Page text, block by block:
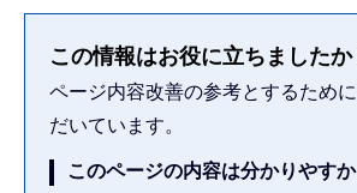
この情報はお役に立ちましたか
ページ内容改善の参考とするため
だいています。
このページの内容は分かりやす